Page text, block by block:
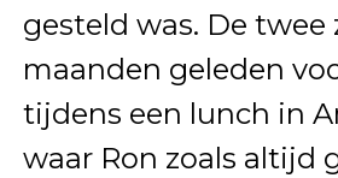
gesteld was. De twee
maanden geleden
tijdens een lunch in
waar Ron zoals altijd